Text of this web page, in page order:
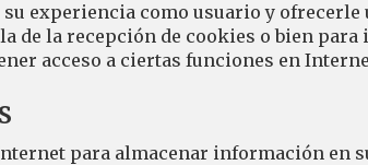
experiencia como usuario y ofrecerle
de la recepción de cookies o bien
acceso a ciertas funciones en
para almacenar información en